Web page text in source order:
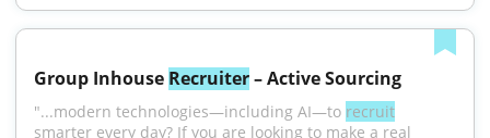
Group Inhouse Recruiter – Active Sourcing
"...modern technologies—including AI—to recruit
smarter every day? If you are looking to make a real